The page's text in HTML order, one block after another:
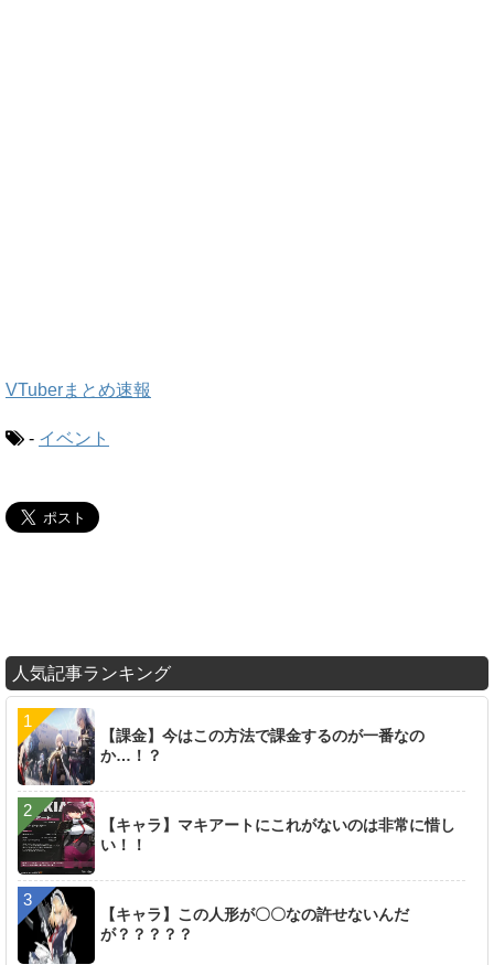
VTuberまとめ速報
- イベント
人気記事ランキング
【課金】今はこの方法で課金するのが一番なの
か…！？
【キャラ】マキアートにこれがないのは非常に惜し
い！！
【キャラ】この人形が〇〇なの許せないんだ
が？？？？？